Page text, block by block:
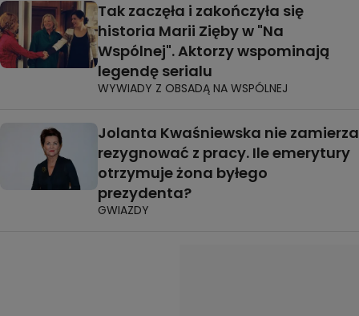
Tak zaczęła i zakończyła się
historia Marii Zięby w "Na
Wspólnej". Aktorzy wspominają
legendę serialu
WYWIADY Z OBSADĄ NA WSPÓLNEJ
Jolanta Kwaśniewska nie zamierza
rezygnować z pracy. Ile emerytury
otrzymuje żona byłego
prezydenta?
GWIAZDY